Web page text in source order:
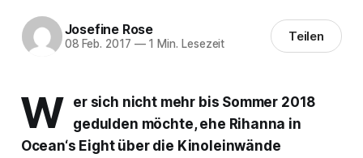
Josefine Rose
08 Feb. 2017 —1 Min. Lesezeit Teilen
W er sich nicht mehr bis Sommer 2018
gedulden möchte, ehe Rihanna in
Ocean‘s Eight über die Kinoleinwände